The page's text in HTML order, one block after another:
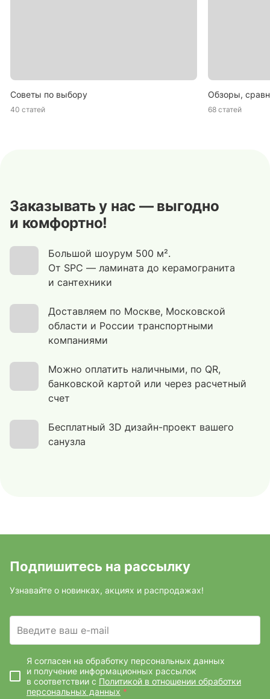
Советы по выбору
40 статей
Обзоры,
68 статей
Заказывать у нас — выгодно
и комфортно!
Большой шоурум 500 м².
От SPC — ламината до керамогранита
и сантехники
Доставляем по Москве, Московской
области и России транспортными
компаниями
Можно оплатить наличными, по QR,
банковской картой или через расчетный
счет
Бесплатный 3D дизайн-проект вашего
санузла
Подпишитесь на рассылку
Узнавайте о новинках, акциях и распродажах!
Введите ваш e-mail
Я согласен на обработку персональных данных
и получение информационных рассылок
в соответствии с Политикой в отношении обработки
персональных данных *